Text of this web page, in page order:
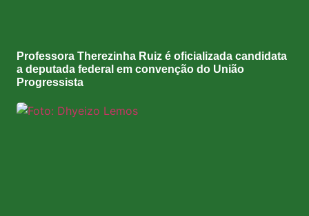
Professora Therezinha Ruiz é oficializada candidata
a deputada federal em convenção do União
Progressista